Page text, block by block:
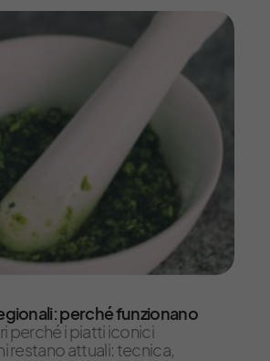
perché funzionano
perché i piatti iconici
restano attuali: tecnica,